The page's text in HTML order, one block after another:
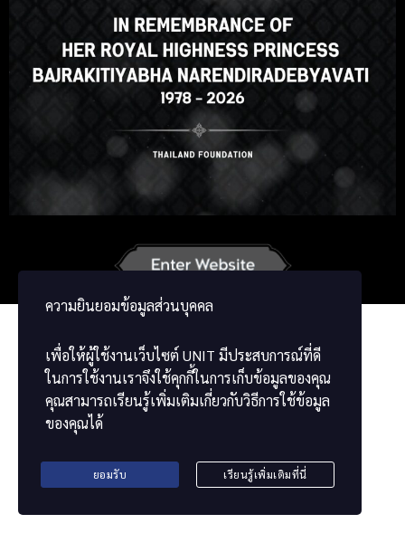
ความยินยอมข้อมูลส่วนบุคคล
เพื่อให้ผู้ใช้งานเว็บไซต์ UNIT มีประสบการณ์ที่ดี
ในการใช้งานเราจึงใช้คุกกี้ในการเก็บข้อมูลของคุณ
คุณสามารถเรียนรู้เพิ่มเติมเกี่ยวกับวิธีการใช้ข้อมูล
ของคุณได้
ยอมรับ เรียนรู้เพิ่มเติมที่นี่
Select your language
English ภาษาไทย
Korean Japanese
Chinese
ខ្មែរ